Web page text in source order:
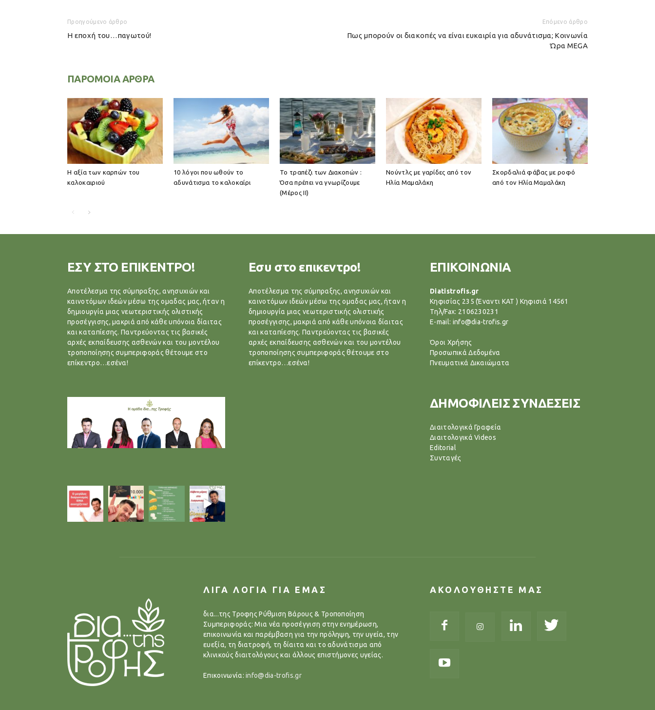
Προηγούμενο άρθρο
Η εποχή του…παγωτού!
Επόμενο άρθρο
Πως μπορούν οι διακοπές να είναι ευκαιρία για αδυνάτισμα; Κοινωνία
Ώρα MEGA
ΠΑΡΟΜΟΙΑ ΑΡΘΡΑ
Η αξία των καρπών του
καλοκαιριού
10 λόγοι που ωθούν το
αδυνάτισμα το καλοκαίρι
Το τραπέζι των Διακοπών :
Όσα πρέπει να γνωρίζουμε
(Μέρος IΙ)
Νούντλς με γαρίδες από τον
Ηλία Μαμαλάκη
Σκορδαλιά φάβας με ροφό
από τον Ηλία Μαμαλάκη
ΕΣΥ ΣΤΟ ΕΠΙΚΕΝΤΡΟ!
Αποτέλεσμα της σύμπραξης, ανησυχιών και
καινοτόμων ιδεών μέσω της ομαδας μας, ήταν η
δημιουργία μιας νεωτεριστικής ολιστικής
προσέγγισης, μακριά από κάθε υπόνοια δίαιτας
και καταπίεσης. Παντρεύοντας τις βασικές
αρχές εκπαίδευσης ασθενών και του μοντέλου
τροποποίησης συμπεριφοράς θέτουμε στο
επίκεντρο…εσένα!
Εσυ στο επικεντρο!
Αποτέλεσμα της σύμπραξης, ανησυχιών και
καινοτόμων ιδεών μέσω της ομαδας μας, ήταν η
δημιουργία μιας νεωτεριστικής ολιστικής
προσέγγισης, μακριά από κάθε υπόνοια δίαιτας
και καταπίεσης. Παντρεύοντας τις βασικές
αρχές εκπαίδευσης ασθενών και του μοντέλου
τροποποίησης συμπεριφοράς θέτουμε στο
επίκεντρο…εσένα!
ΕΠΙΚΟΙΝΩΝΙΑ
Diatistrofis.gr
Κηφισίας 235 (Έναντι ΚΑΤ ) Κηφισιά 14561
Tηλ/Fax: 2106230231
E-mail: info@dia-trofis.gr
Όροι Χρήσης
Προσωπικά Δεδομένα
Πνευματικά Δικαιώματα
ΔΗΜΟΦΙΛΕΙΣ ΣΥΝΔΕΣΕΙΣ
Διαιτολογικά Γραφεία
Διαιτολογικά Videos
Editorial
Συνταγές
ΛΙΓΑ ΛΟΓΙΑ ΓΙΑ ΕΜΑΣ
δια...της Τροφης Ρύθμιση Βάρους & Τροποποίηση
Συμπεριφοράς: Μια νέα προσέγγιση στην ενημέρωση,
επικοινωνία και παρέμβαση για την πρόληψη, την υγεία, την
ευεξία, τη διατροφή, τη δίαιτα και το αδυνάτισμα από
κλινικούς διαιτολόγους και άλλους επιστήμονες υγείας.
Επικοινωνία:info@dia-trofis.gr
ΑΚΟΛΟΥΘΗΣΤΕ ΜΑΣ